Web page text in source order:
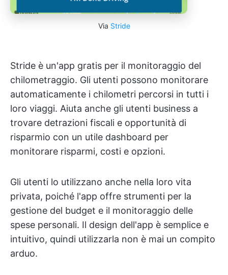
Via Stride
Stride è un'app gratis per il monitoraggio del
chilometraggio. Gli utenti possono monitorare
automaticamente i chilometri percorsi in tutti i
loro viaggi. Aiuta anche gli utenti business a
trovare detrazioni fiscali e opportunità di
risparmio con un utile dashboard per
monitorare risparmi, costi e opzioni.
Gli utenti lo utilizzano anche nella loro vita
privata, poiché l'app offre strumenti per la
gestione del budget e il monitoraggio delle
spese personali. Il design dell'app è semplice e
intuitivo, quindi utilizzarla non è mai un compito
arduo.